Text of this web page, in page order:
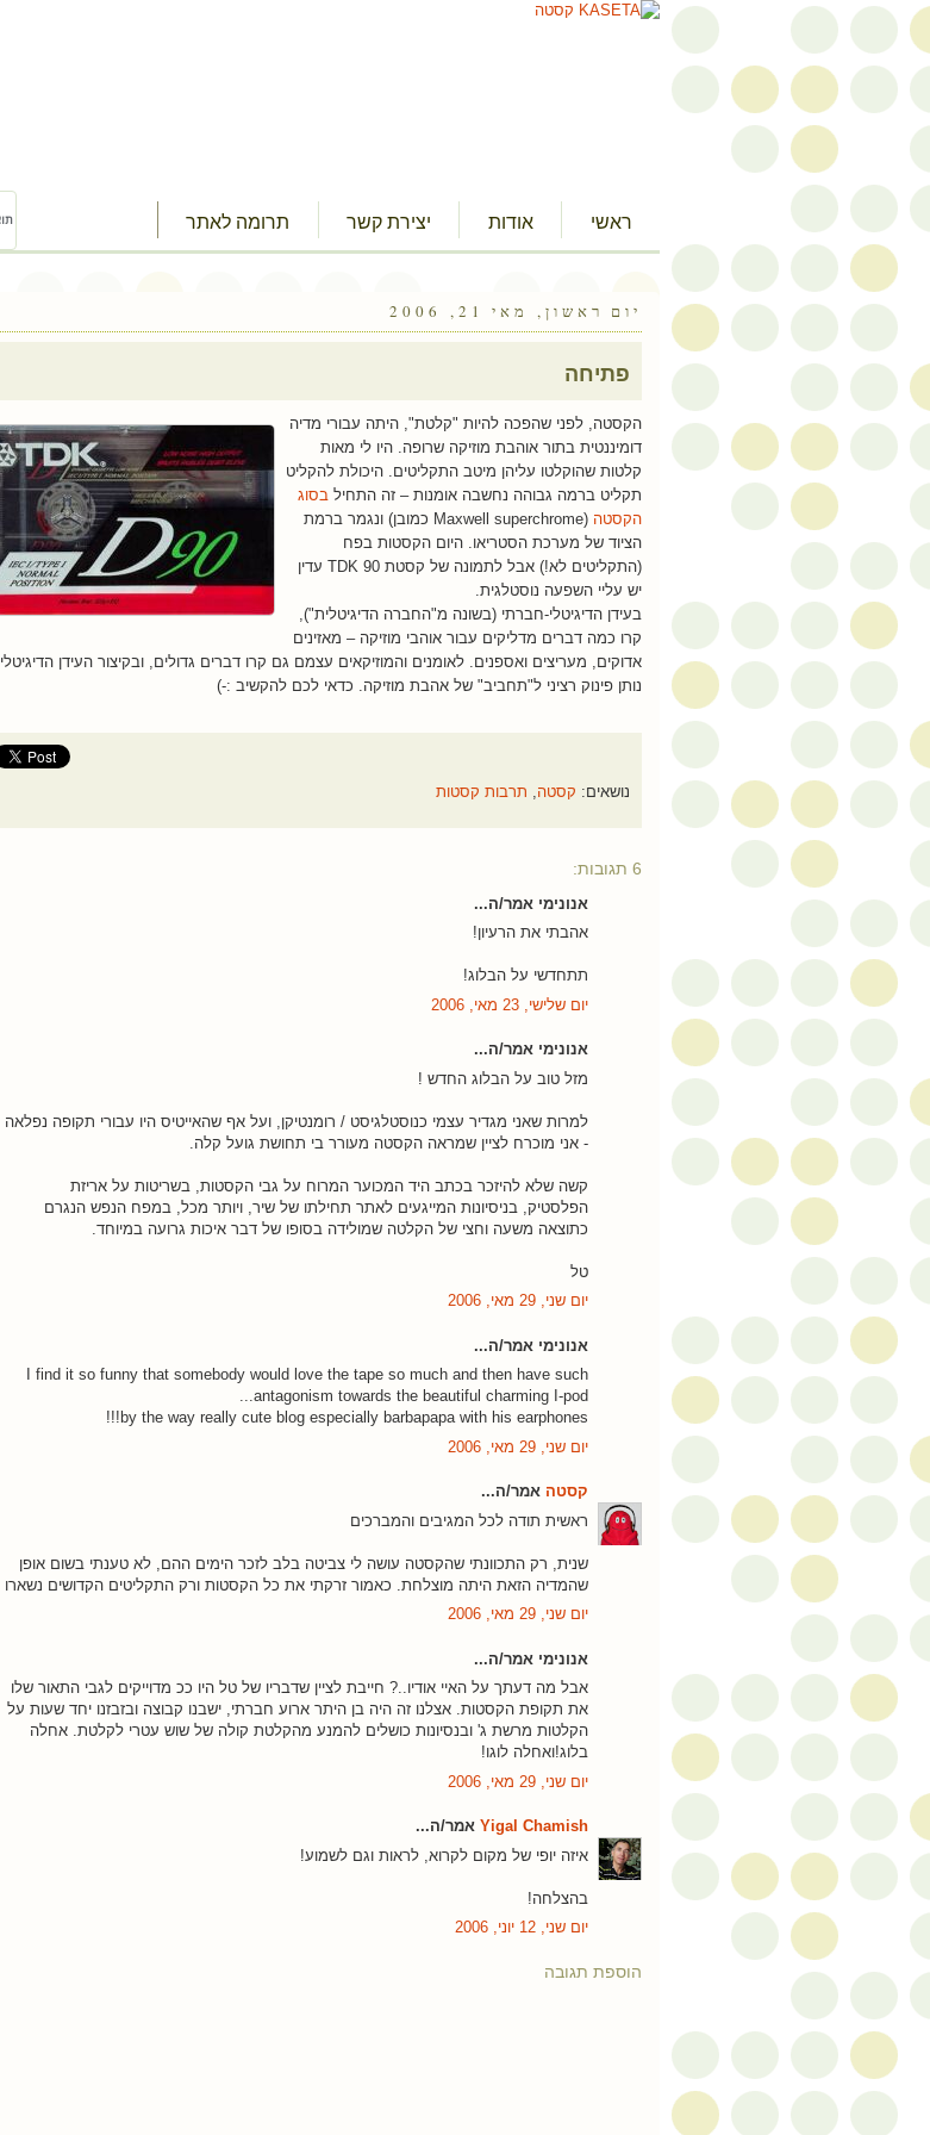
ראשי אודות יצירת קשר תרומה לאתר
יום ראשון, מאי 21, 2006
פתיחה
הקסטה, לפני שהפכה להיות "קלטת", היתה עבורי מדיה
דומיננטית בתור אוהבת מוזיקה שרופה. היו לי מאות
קלטות שהוקלטו עליהן מיטב התקליטים. היכולת להקליט
תקליט ברמה גבוהה נחשבה אומנות – זה התחיל בסוג
הקסטה
(Maxwell superchrome כמובן) ונגמר ברמת
הציוד של מערכת הסטריאו. היום הקסטות בפח
(התקליטים לא!) אבל לתמונה של קסטת TDK 90 עדין
יש עליי השפעה נוסטלגית.
בעידן הדיגיטלי-חברתי (בשונה מ"החברה הדיגיטלית"),
קרו כמה דברים מדליקים עבור אוהבי מוזיקה – מאזינים
אדוקים, מעריצים ואספנים. לאומנים והמוזיקאים עצמם גם קרו דברים גדולים, ובקיצור העידן הדיגיטלי
נותן פינוק רציני ל"תחביב" של אהבת מוזיקה. כדאי לכם להקשיב :-)
נושאים: קסטה תרבות קסטות
6 תגובות:
אנונימי אמר/ה...
אהבתי את הרעיון!
תתחדשי על הבלוג!
יום שלישי, 23 מאי, 2006
אנונימי אמר/ה...
מזל טוב על הבלוג החדש !
למרות שאני מגדיר עצמי כנוסטלגיסט / רומנטיקן, ועל אף שהאייטיס היו עבורי תקופה נפלאה
- אני מוכרח לציין שמראה הקסטה מעורר בי תחושת גועל קלה.
קשה שלא להיזכר בכתב היד המכוער המרוח על גבי הקסטות, בשריטות על אריזת
הפלסטיק, בניסיונות המייגעים לאתר תחילתו של שיר, ויותר מכל, במפח הנפש הנגרם
כתוצאה משעה וחצי של הקלטה שמולידה בסופו של דבר איכות גרועה במיוחד.
טל
יום שני, 29 מאי, 2006
אנונימי אמר/ה...
I find it so funny that somebody would love the tape so much and then have such
antagonism towards the beautiful charming I-pod...
by the way really cute blog especially barbapapa with his earphones!!!
יום שני, 29 מאי, 2006
קסטה אמר/ה...
ראשית תודה לכל המגיבים והמברכים
שנית, רק התכוונתי שהקסטה עושה לי צביטה בלב לזכר הימים ההם, לא טענתי בשום אופן
שהמדיה הזאת היתה מוצלחת. כאמור זרקתי את כל הקסטות ורק התקליטים הקדושים נשארו
יום שני, 29 מאי, 2006
אנונימי אמר/ה...
אבל מה דעתך על האיי אודיו..? חייבת לציין שדבריו של טל היו ככ מדוייקים לגבי התאור שלו
את תקופת הקסטות. אצלנו זה היה בן היתר ארוע חברתי, ישבנו קבוצה ובזבזנו יחד שעות על
הקלטות מרשת ג' ובנסיונות כושלים להמנע מהקלטת קולה של שוש עטרי לקלטת. אחלה
בלוג!ואחלה לוגו!
יום שני, 29 מאי, 2006
Yigal Chamish אמר/ה...
איזה יופי של מקום לקרוא, לראות וגם לשמוע!
בהצלחה!
יום שני, 12 יוני, 2006
הוספת תגובה